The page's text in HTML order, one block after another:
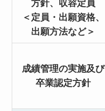
方針、収容定員
＜定員・出願資格、
出願方法など＞
成績管理の実施及び
卒業認定方針